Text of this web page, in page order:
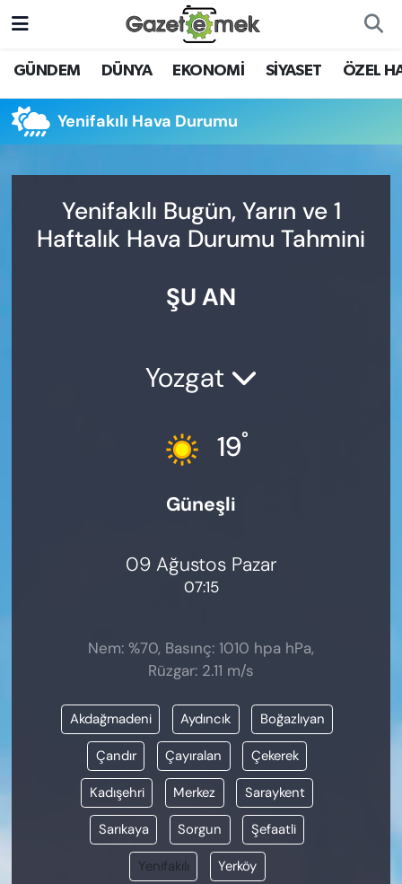
GÜNDEM DÜNYA EKONOMİ SİYASET ÖZEL
Yenifakılı Hava Durumu
Yenifakılı Bugün, Yarın ve 1
Haftalık Hava Durumu Tahmini
ŞU AN
Yozgat
19°
Güneşli
09 Ağustos Pazar
07:15
Nem: %70, Basınç: 1010 hpa hPa,
Rüzgar: 2.11 m/s
Akdağmadeni Aydıncık Boğazlıyan
Çandır Çayıralan Çekerek
Kadışehri Merkez Saraykent
Sarıkaya Sorgun Şefaatli
Yenifakılı Yerköy
DÜNYA
EKONOMİ
YENİ MEDYADA EMEK
GAZETECİLİĞİNİ GELİŞTİRMEK
ÖZEL HABER
SİYASET
VAN VE DİYARBAKIR HABERLERİ
Nöbetçi Eczaneler
Hava Durumu
Trafik Durumu
Süper Lig Puan Durumu ve Fikstür